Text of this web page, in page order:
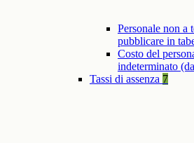
Personale non a
pubblicare in
Costo del
indeterminato
Tassi di assenza 7